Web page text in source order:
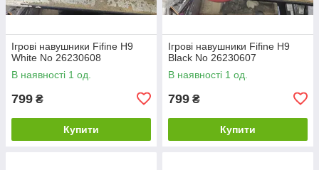
Ігрові навушники Fifine H9
White No 26230608
В наявності 1 од.
799 ₴
Купити
Ігрові навушники Fifine H9
Black No 26230607
В наявності 1 од.
799 ₴
Купити